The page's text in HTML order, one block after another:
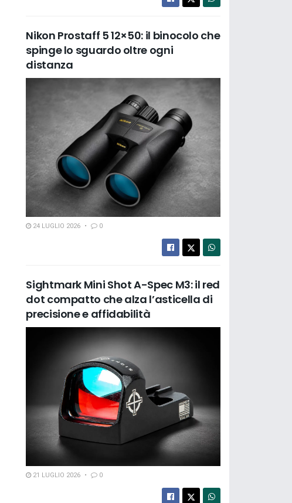
Nikon Prostaff 5 12×50: il binocolo che
spinge lo sguardo oltre ogni
distanza
24 LUGLIO 2026 0
Sightmark Mini Shot A-Spec M3: il red
dot compatto che alza l’asticella di
precisione e affidabilità
21 LUGLIO 2026 0